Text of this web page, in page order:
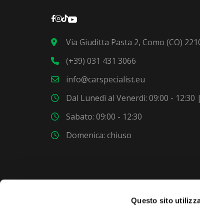
Questo sito
Via Giuditta Pasta 2, Como (CO)
(+39) 031 431 3066
info@carspecialist.eu
Dal Lunedì al Venerdì: 09:00 - 12:30
Sabato: 09:00 - 12:30
Domenica: chiuso